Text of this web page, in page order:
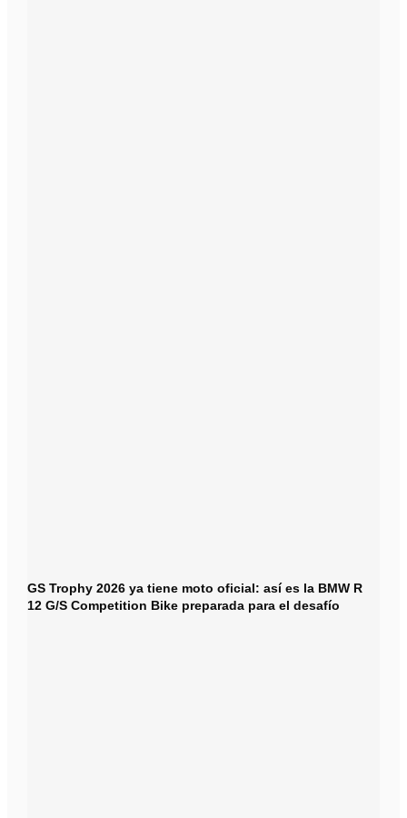
GS Trophy 2026 ya tiene moto oficial: así es la BMW R
12 G/S Competition Bike preparada para el desafío